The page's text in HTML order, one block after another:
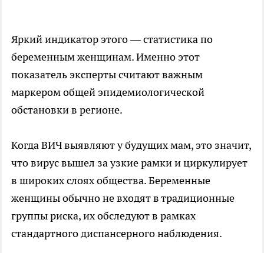
Яркий индикатор этого — статистика по
беременным женщинам. Именно этот
показатель эксперты считают важным
маркером общей эпидемиологической
обстановки в регионе.
Когда ВИЧ выявляют у будущих мам, это значит,
что вирус вышел за узкие рамки и циркулирует
в широких слоях общества. Беременные
женщины обычно не входят в традиционные
группы риска, их обследуют в рамках
стандартного диспансерного наблюдения.